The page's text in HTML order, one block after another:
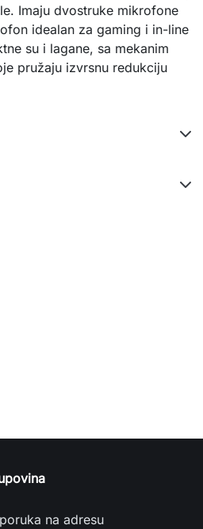
Imaju dvostruke mikrofone
idealan za gaming i in-line
su i lagane, sa mekanim
pružaju izvrsnu redukciju
na adresu